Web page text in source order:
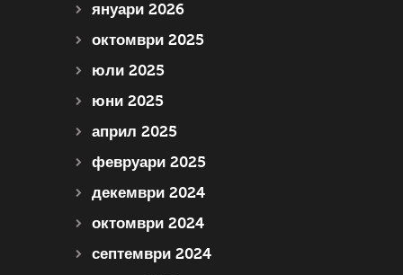
януари 2026
октомври 2025
юли 2025
юни 2025
април 2025
февруари 2025
декември 2024
октомври 2024
септември 2024